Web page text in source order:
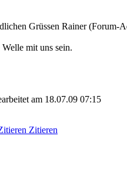
Grüssen Rainer (Forum-
mit uns sein.
am 18.07.09 07:15
Zitieren